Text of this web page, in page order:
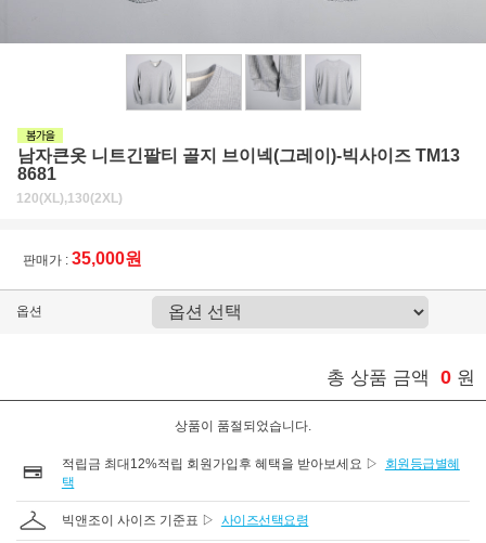
남자큰옷 니트긴팔티 골지 브이넥(그레이)-빅사이즈 TM13
8681
120(XL),130(2XL)
판매가 : 35,000원
옵션
총 상품 금액 0 원
상품이 품절되었습니다.
적립금 최대12%적립 회원가입후 혜택을 받아보세요 ▷
회원등급별혜
택
빅앤조이 사이즈 기준표 ▷ 사이즈선택요령